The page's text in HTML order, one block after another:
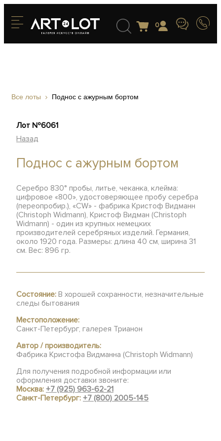
0
Все лоты Поднос с ажурным бортом
Лот №6061
Назад
Поднос с ажурным бортом
Серебро 830° пробы, литье, чеканка, клейма:
цифровое «800», удостоверяющее пробу серебра
(переопробир.), «CW» - фабрика Кристоф Видманн
(Christoph Widmann), Кристоф Видман (Christoph
Widmann) - один из крупных немецких
производителей серебряных изделий. Германия,
около 1920 года. Размеры: длина 40 см, ширина 31
см. Вес: 896 гр.
Состояние: В хорошей сохранности, незначительные
следы бытования
Местоположение:
Санкт-Петербург, галерея Трианон
Автор / производитель:
Фабрика Кристофа Видманна (Christoph Widmann)
Для получения подробной информации или
оформления доставки звоните:
Москва:+7 (925) 963-62-21
Санкт-Петербург:+7 (800) 2005-145